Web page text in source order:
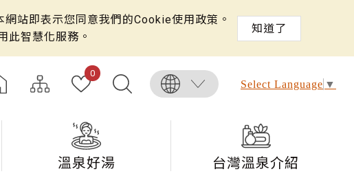
站即表示您同意我們的Cookie使用政策。
此智慧化服務。
知道了
0
Select Language ▼
溫泉好湯 台灣溫泉介紹